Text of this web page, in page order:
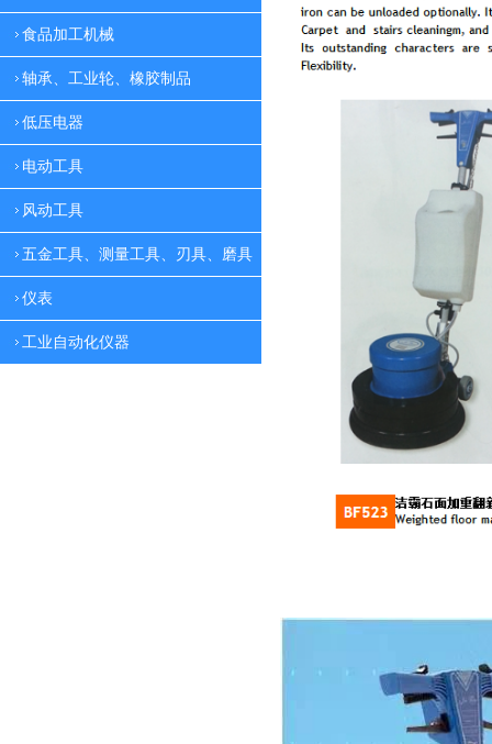
食品加工机械
轴承、工业轮、橡胶制品
低压电器
电动工具
风动工具
五金工具、测量工具、刃具、磨具
仪表
工业自动化仪器